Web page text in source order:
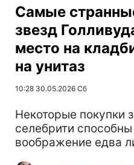
Самые
звезд
место на
на унитаз
10:28 30.05.2026 Сб
Некоторые покупки
селебрити способны
воображение едва